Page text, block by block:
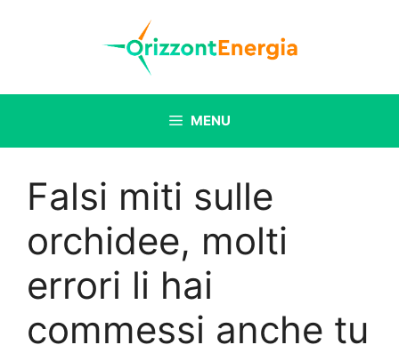
MENU
Falsi miti sulle
orchidee, molti
errori li hai
commessi anche tu